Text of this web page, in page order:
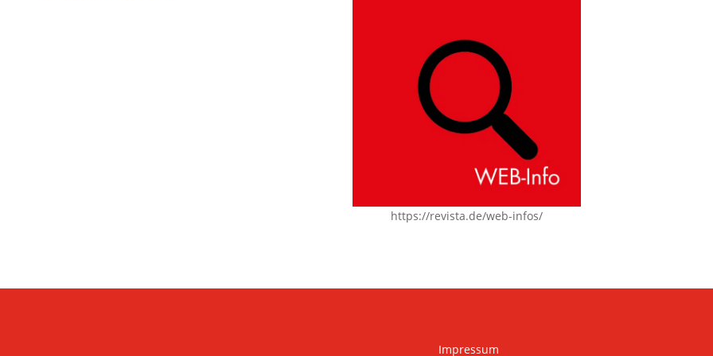
https://revista.de/web-infos/
Impressum